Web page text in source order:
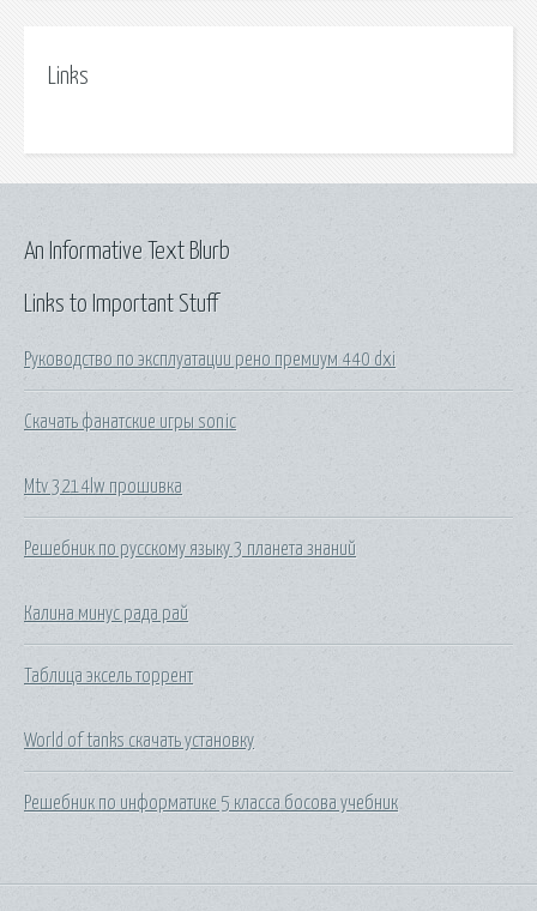
Links
Links to Important Stuff
Руководство по эксплуатации рено премиум 440 dxi
Скачать фанатские игры sonic
Mtv 3214lw прошивка
Решебник по русскому языку 3 планета знаний
Калина минус рада рай
Таблица эксель торрент
World of tanks скачать установку
Решебник по информатике 5 класса босова учебник
An Informative Text Blurb